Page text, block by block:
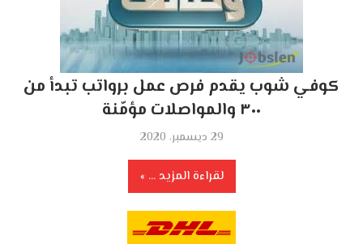
كوفي شوب يقدم فرص عمل برواتب تبدأ من
٣٠٠ والمواصلات مؤمّنة
29 ديسمبر، 2020
لقراءة المزيد ...